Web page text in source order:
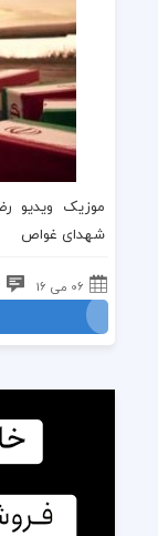
موزیک ویدیو
شهدای غواص
06 می 16